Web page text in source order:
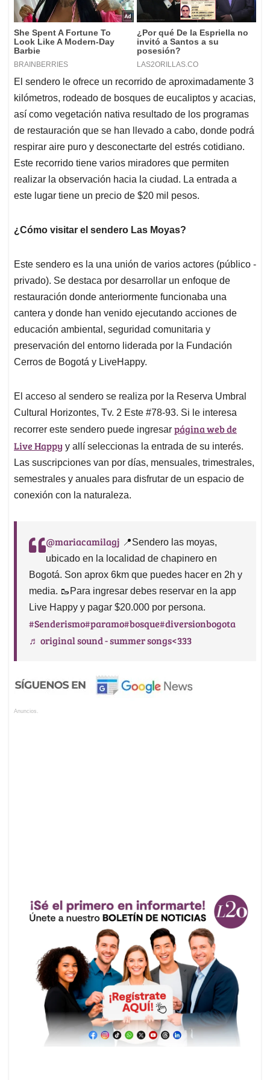
El sendero le ofrece un recorrido de aproximadamente 3
kilómetros, rodeado de bosques de eucaliptos y acacias,
así como vegetación nativa resultado de los programas
de restauración que se han llevado a cabo, donde podrá
respirar aire puro y desconectarte del estrés cotidiano.
Este recorrido tiene varios miradores que permiten
realizar la observación hacia la ciudad. La entrada a
este lugar tiene un precio de $20 mil pesos.
¿Cómo visitar el sendero Las Moyas?
Este sendero es la una unión de varios actores (público -
privado). Se destaca por desarrollar un enfoque de
restauración donde anteriormente funcionaba una
cantera y donde han venido ejecutando acciones de
educación ambiental, seguridad comunitaria y
preservación del entorno liderada por la Fundación
Cerros de Bogotá y LiveHappy.
El acceso al sendero se realiza por la Reserva Umbral
Cultural Horizontes, Tv. 2 Este #78-93. Si le interesa
recorrer este sendero puede ingresar página web de
Live Happy y allí seleccionas la entrada de su interés.
Las suscripciones van por días, mensuales, trimestrales,
semestrales y anuales para disfrutar de un espacio de
conexión con la naturaleza.
@mariacamilagj 📍Sendero las moyas,
ubicado en la localidad de chapinero en
Bogotá. Son aprox 6km que puedes hacer en 2h y
media. 🥾Para ingresar debes reservar en la app
Live Happy y pagar $20.000 por persona.
#Senderismo#paramo#bosque#diversionbogota
♬ original sound - summer songs<333
Anuncios.